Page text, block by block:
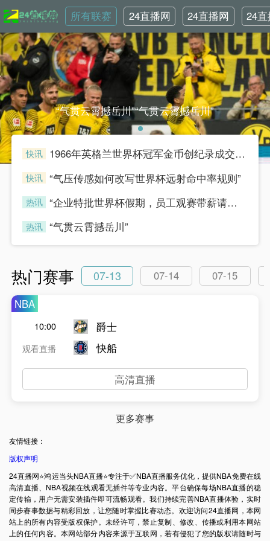
所有联赛
24直播网
NBA
24直播网
世界杯
24
英
“气贯云霄撼岳川”“气贯云霄撼岳川”
快讯
1966年英格兰世界杯冠军金币创纪录成交，足球收藏热潮持续升温
快讯 “气压传感如何改写世界杯远射命中率规则”
热讯
“企业特批世界杯假期，员工观赛带薪请假引职场热议”
热讯 “气贯云霄撼岳川”
热门赛事 07-13 07-14
07-15
NBA
10:00
观看直播
爵士
快船
高清直播
更多赛事
友情链接：
版权声明
24直播网⭐️鸿运当头NBA直播⭐️专注于✅NBA直播服务优化，提供NBA免费在线
高清直播、NBA视频在线观看无插件等专业内容。平台确保每场NBA直播的稳
定传输，用户无需安装插件即可流畅观看。我们持续完善NBA直播体验，实时
同步赛事数据与精彩回放，让您随时掌握比赛动态。欢迎访问24直播网，本网
站上的所有内容受版权保护。未经许可，禁止复制、修改、传播或利用本网站
上的任何内容。本网站部分内容来源于互联网，若有侵犯了您的版权请随时与